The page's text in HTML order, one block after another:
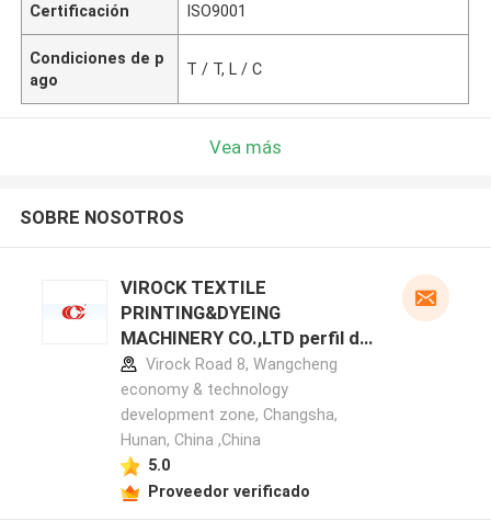
Certificación ISO9001
Condiciones de p
ago
T / T, L / C
Vea más
SOBRE NOSOTROS
VIROCK TEXTILE
PRINTING&DYEING
MACHINERY CO.,LTD perfil del
fabricante
Virock Road 8, Wangcheng
economy & technology
development zone, Changsha,
Hunan, China ,China
5.0
Proveedor verificado